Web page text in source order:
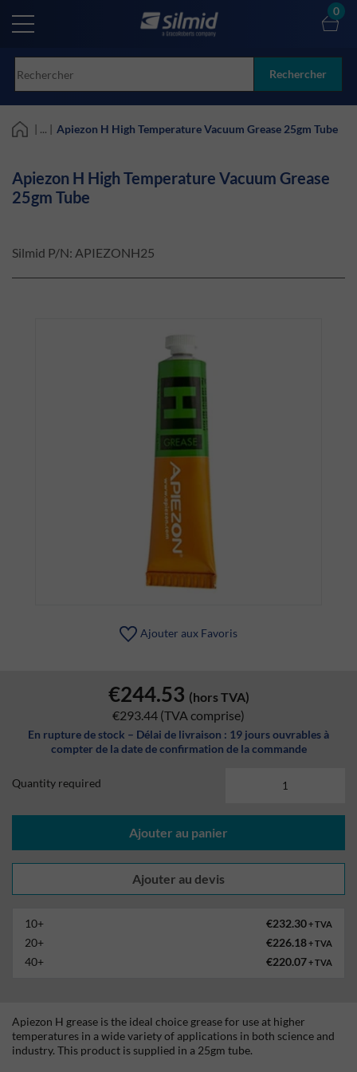
main
Rechercher
0
| ... | Apiezon H High Temperature Vacuum Grease 25gm Tube
Apiezon H High Temperature Vacuum Grease
25gm Tube
Silmid P/N: APIEZONH25
Ajouter aux Favoris
€244.53 (hors TVA)
€293.44 (TVA comprise)
En rupture de stock – Délai de livraison : 19 jours ouvrables à
compter de la date de confirmation de la commande
Quantity required
Ajouter au panier
10+ €232.30+ TVA
20+ €226.18+ TVA
40+ €220.07+ TVA
Apiezon H grease is the ideal choice grease for use at higher
temperatures in a wide variety of applications in both science and
industry. This product is supplied in a 25gm tube.